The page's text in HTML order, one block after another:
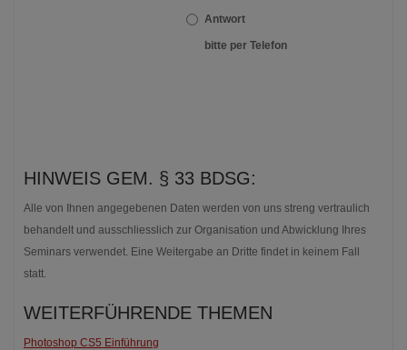
Antwort
bitte per Telefon
HINWEIS GEM. § 33 BDSG:
Alle von Ihnen angegebenen Daten werden von uns streng vertraulich
behandelt und ausschliesslich zur Organisation und Abwicklung Ihres
Seminars verwendet. Eine Weitergabe an Dritte findet in keinem Fall
statt.
WEITERFÜHRENDE THEMEN
Photoshop CS5 Einführung